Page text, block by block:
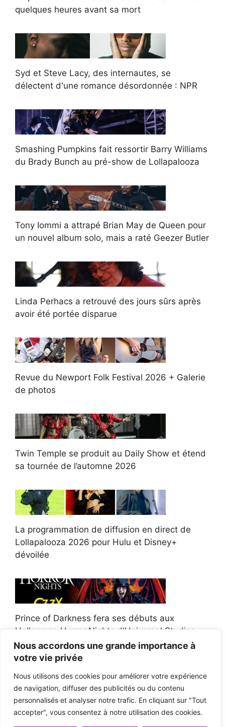
Nous accordons une grande importance à
votre vie privée
Nous utilisons des cookies pour améliorer votre expérience
de navigation, diffuser des publicités ou du contenu
personnalisés et analyser notre trafic. En cliquant sur "Tout
accepter", vous consentez à notre utilisation des cookies.
quelques heures avant sa mort
Syd et Steve Lacy, des internautes, se
délectent d'une romance désordonnée : NPR
Smashing Pumpkins fait ressortir Barry Williams
du Brady Bunch au pré-show de Lollapalooza
Tony Iommi a attrapé Brian May de Queen pour
un nouvel album solo, mais a raté Geezer Butler
Linda Perhacs a retrouvé des jours sûrs après
avoir été portée disparue
Revue du Newport Folk Festival 2026 + Galerie
de photos
Twin Temple se produit au Daily Show et étend
sa tournée de l’automne 2026
La programmation de diffusion en direct de
Lollapalooza 2026 pour Hulu et Disney+
dévoilée
Prince of Darkness fera ses débuts aux
Halloween Horror Nights d'Universal Studios
Afroman poursuit un policier de l'Ohio après la
victoire du jury en diffamation